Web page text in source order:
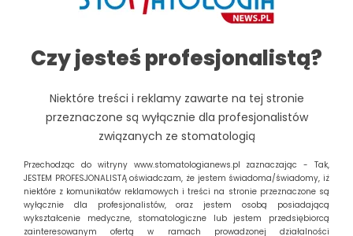
Zarządzaj zgodą
Aby zapewnić jak najlepsze wrażenia, korzystamy z technologii,
takich jak pliki cookie, do przechowywania i/lub uzyskiwania
Czy jesteś profesjonalistą?
Niektóre treści i reklamy zawarte na tej stronie
przeznaczone są wyłącznie dla profesjonalistów
związanych ze stomatologią
Przechodząc do witryny www.stomatologianews.pl zaznaczając - Tak,
JESTEM PROFESJONALISTĄ oświadczam, że jestem świadoma/świadomy, iż
niektóre z komunikatów reklamowych i treści na stronie przeznaczone są
wyłącznie dla profesjonalistów, oraz jestem osobą posiadającą
wykształcenie medyczne, stomatologiczne lub jestem przedsiębiorcą
zainteresowanym ofertą w ramach prowadzonej działalności
Gabinet stomatologiczny na Facebooku –
zasady i wskazówki
Facebook – jeden z największych serwisów
społecznościowych na świecie – jest miejscem, do którego
zagląda niemal każdy, w tym również...
Czytaj dalej
Szukaj